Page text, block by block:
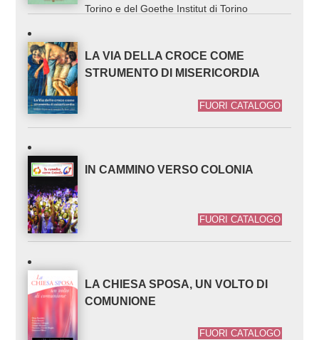
Torino e del Goethe Institut di Torino
LA VIA DELLA CROCE COME
STRUMENTO DI MISERICORDIA
FUORI CATALOGO
IN CAMMINO VERSO COLONIA
FUORI CATALOGO
LA CHIESA SPOSA, UN VOLTO DI
COMUNIONE
FUORI CATALOGO